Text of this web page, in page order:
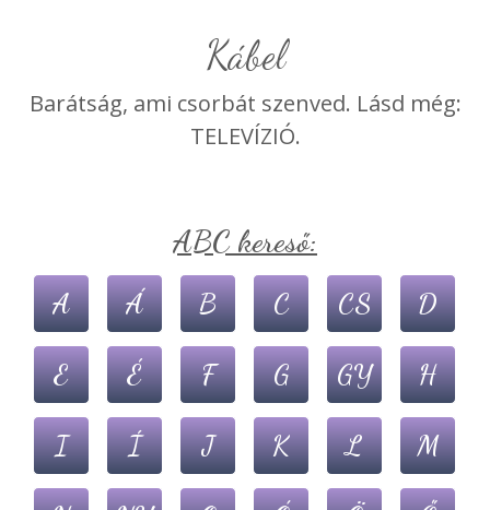
kábel
Barátság, ami csorbát szenved. Lásd még:
TELEVÍZIÓ.
ABC kereső:
A Á B C CS D
E É F G GY H
I Í J K L M